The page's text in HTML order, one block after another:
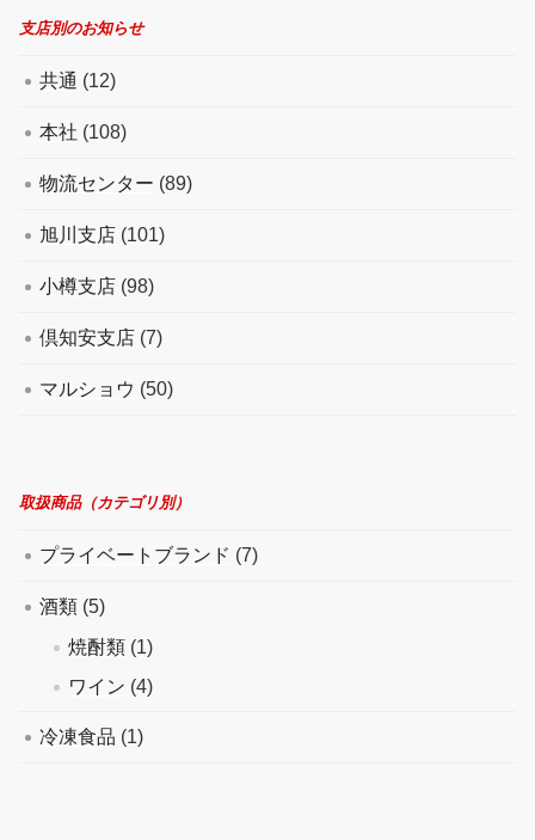
支店別のお知らせ
共通 (12)
本社 (108)
物流センター (89)
旭川支店 (101)
小樽支店 (98)
倶知安支店 (7)
マルショウ (50)
取扱商品（カテゴリ別）
プライベートブランド (7)
酒類 (5)
焼酎類 (1)
ワイン (4)
冷凍食品 (1)